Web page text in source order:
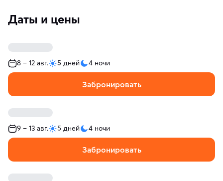
Даты и цены
8 – 12 авг. 5 дней 4 ночи
Забронировать
9 – 13 авг. 5 дней 4 ночи
Забронировать